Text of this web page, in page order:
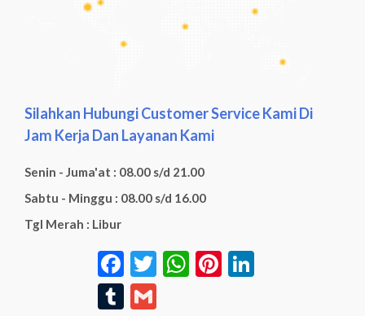
Silahkan Hubungi Customer Service Kami Di
Jam Kerja Dan Layanan Kami
Senin - Juma'at : 08.00 s/d 21.00
Sabtu - Minggu : 08.00 s/d 16.00
Tgl Merah : Libur
FacebookTwitterWhatsAppPinterest
Tumblr